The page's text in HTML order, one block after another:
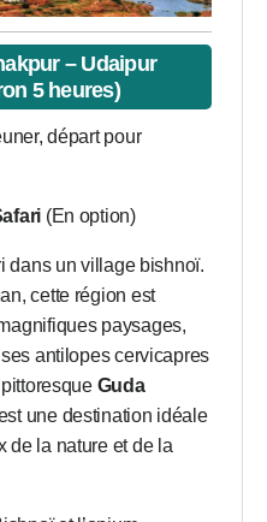
– Udaipur
5 heures)
départ pour
(En option)
dans un village bishnoï.
cette région est
paysages,
antilopes cervicapres
Guda
une destination idéale
de la nature et de la